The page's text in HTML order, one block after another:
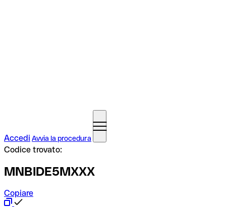
Accedi Avvia la procedura
Codice trovato:
MNBIDE5MXXX
Copiare